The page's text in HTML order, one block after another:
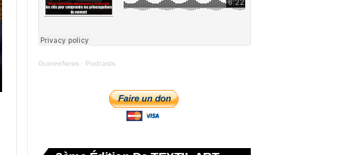
GuineeNews · Podcasts